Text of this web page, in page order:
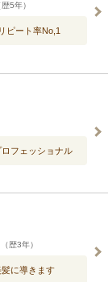
歴5年）
ピート率No,1
フェッショナル
（歴3年）
に導きます